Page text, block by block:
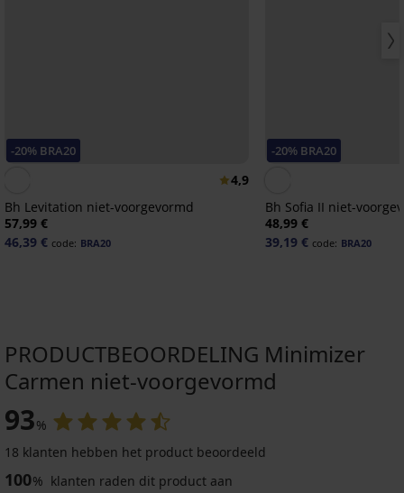
-20% BRA20
4,9
Bh Levitation niet-voorgevormd
57,99 €
46,39 € code: BRA20
-20% BRA20
Bh Sofia II niet-
48,99 €
39,19 € code: BRA20
PRODUCTBEOORDELING Minimizer
Carmen niet-voorgevormd
93%
18 klanten hebben het product beoordeeld
100% klanten raden dit product aan